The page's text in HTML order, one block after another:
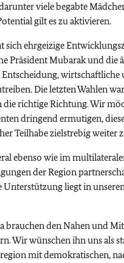
viele begabte
gilt es zu aktivieren.
sich ehrgeizige
Präsident Mubarak und die
wirtschaftliche
Die letzten Wahlen
richtige Richtung. Wir
dringend ermutigen,
Teilhabe zielstrebig weiter
ebenso wie im
der Region
Unterstützung liegt in
brauchen den Nahen und
Wir wünschen ihn uns als
mit demokratischen,